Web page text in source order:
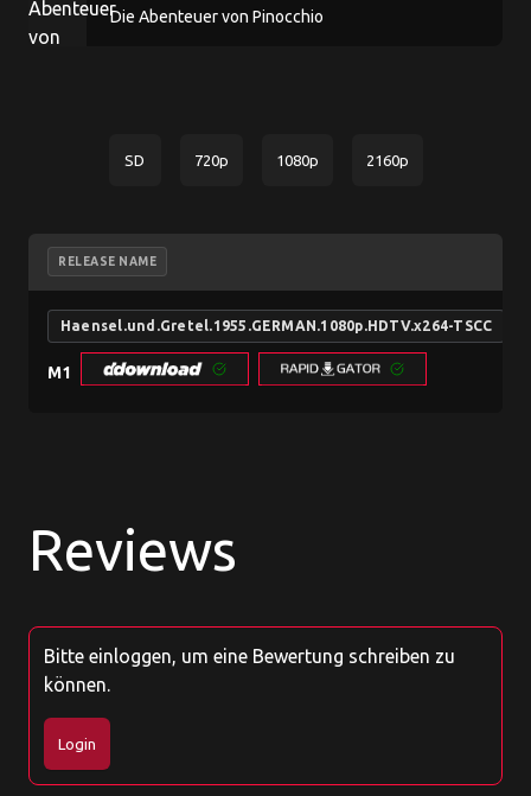
Die Abenteuer von Pinocchio
SD 720p 1080p 2160p
RELEASE NAME
Haensel.und.Gretel.1955.GERMAN.1080p.HDTV.x264-TSCC
M1
Reviews
Bitte einloggen, um eine Bewertung schreiben zu
können.
Login